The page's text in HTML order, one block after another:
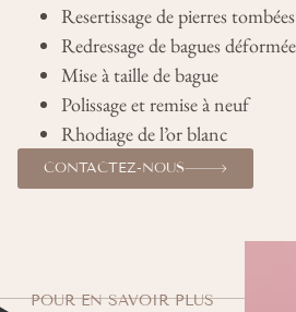
Resertissage de pierres
Redressage de bagues
Mise à taille de bague
Polissage et remise à neuf
Rhodiage de l’or blanc
CONTACTEZ-NOUS
POUR EN SAVOIR PLUS